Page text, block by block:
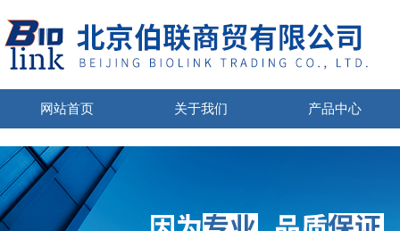
网站首页 关于我们 产品中心